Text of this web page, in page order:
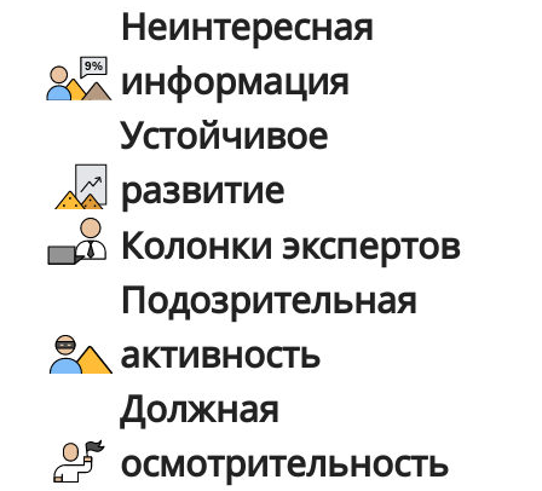
Неинтересная
информация
Устойчивое
развитие
Колонки экспертов
Подозрительная
активность
Должная
осмотрительность